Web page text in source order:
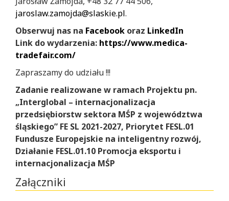
jaroslaw.zamojda@slaskie.pl.
Obserwuj nas na Facebook oraz LinkedIn
Link do wydarzenia: https://www.medica-
tradefair.com/
Zapraszamy do udziału !!!
Zadanie realizowane w ramach Projektu pn.
„Interglobal – internacjonalizacja
przedsiębiorstw sektora MŚP z województwa
śląskiego” FE SL 2021-2027, Priorytet FESL.01
Fundusze Europejskie na inteligentny rozwój,
Działanie FESL.01.10 Promocja eksportu i
internacjonalizacja MŚP
Załączniki